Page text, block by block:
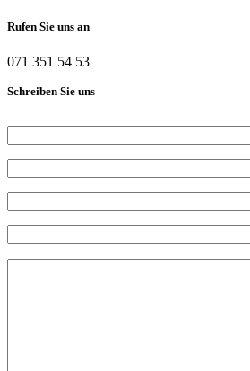
Rufen Sie uns an
071 351 54 53
Schreiben Sie uns